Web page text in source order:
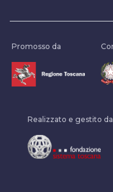
Promosso da
Realizzato e gestito da